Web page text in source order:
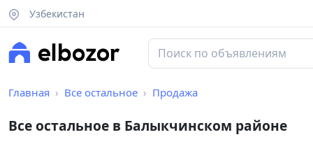
Узбекистан
Главная Все остальное Продажа
Все остальное в Балыкчинском районе